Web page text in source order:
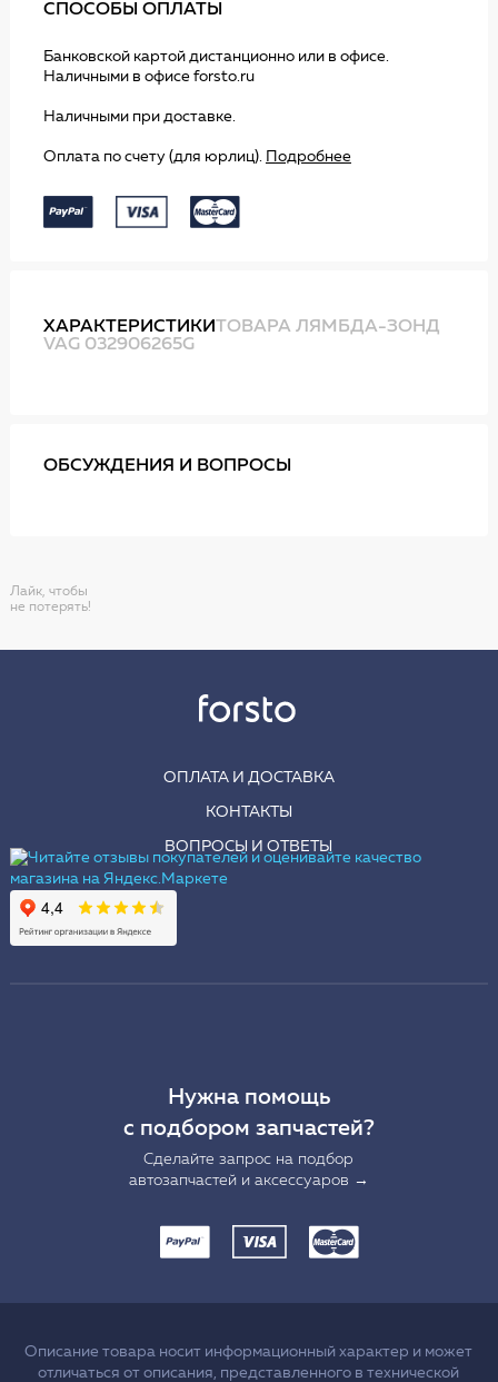
СПОСОБЫ ОПЛАТЫ
Банковской картой дистанционно или в офисе.
Наличными в офисе forsto.ru
Наличными при доставке.
Оплата по счету (для юрлиц). Подробнее
ХАРАКТЕРИСТИКИТОВАРА ЛЯМБДА-ЗОНД
VAG 032906265G
ОБСУЖДЕНИЯ И ВОПРОСЫ
Лайк, чтобы
не потерять!
ОПЛАТА И ДОСТАВКА
КОНТАКТЫ
ВОПРОСЫ И ОТВЕТЫ
Нужна помощь
с подбором запчастей?
Сделайте запрос на подбор
автозапчастей и аксессуаров →
Описание товара носит информационный характер и может
отличаться от описания, представленного в технической